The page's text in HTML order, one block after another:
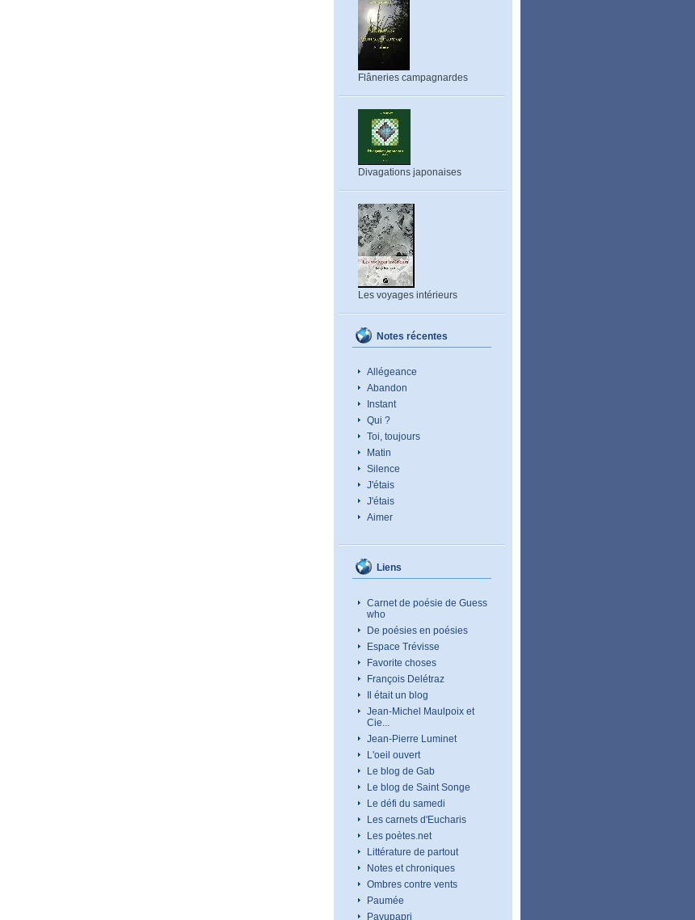
Flâneries campagnardes
Divagations japonaises
Les voyages intérieurs
Notes récentes
Allégeance
Abandon
Instant
Qui ?
Toi, toujours
Matin
Silence
J'étais
J'étais
Aimer
Liens
Carnet de poésie de Guess
who
De poésies en poésies
Espace Trévisse
Favorite choses
François Delétraz
Il était un blog
Jean-Michel Maulpoix et
Cie...
Jean-Pierre Luminet
L'oeil ouvert
Le blog de Gab
Le blog de Saint Songe
Le défi du samedi
Les carnets d'Eucharis
Les poètes.net
Littérature de partout
Notes et chroniques
Ombres contre vents
Paumée
Pavupapri